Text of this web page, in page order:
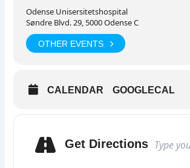
Odense Unisersitetshospital
Søndre Blvd. 29, 5000 Odense C
OTHER EVENTS
CALENDAR GOOGLECAL
Get Directions